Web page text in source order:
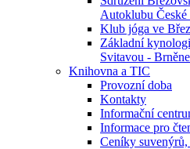
Autoklubu
Klub jóga ve
Základní
Svitavou -
Knihovna a TIC
Provozní doba
Kontakty
Informační
Informace pro
Ceníky